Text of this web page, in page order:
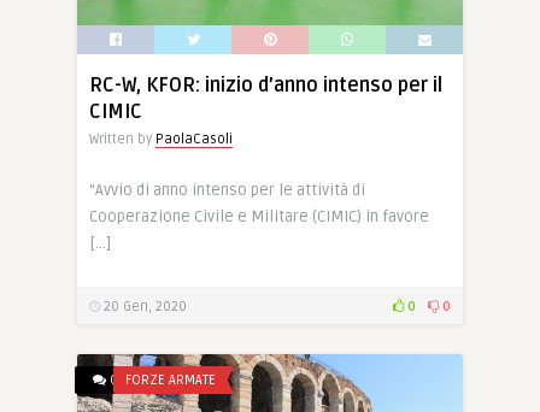
RC-W, KFOR: inizio d’anno intenso per il
CIMIC
Written by PaolaCasoli
“Avvio di anno intenso per le attività di
Cooperazione Civile e Militare (CIMIC) in favore
[…]
20 Gen, 2020 0 0
0 FORZE ARMATE